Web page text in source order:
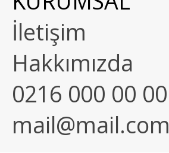
İletişim
Hakkımızda
0216 000 00 00
mail@mail.com